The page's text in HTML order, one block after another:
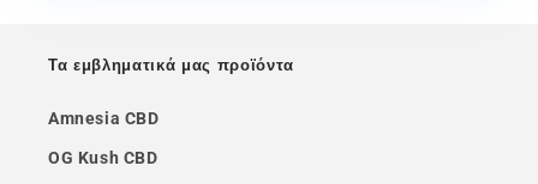
Τα εμβληματικά μας προϊόντα
Amnesia CBD
OG Kush CBD